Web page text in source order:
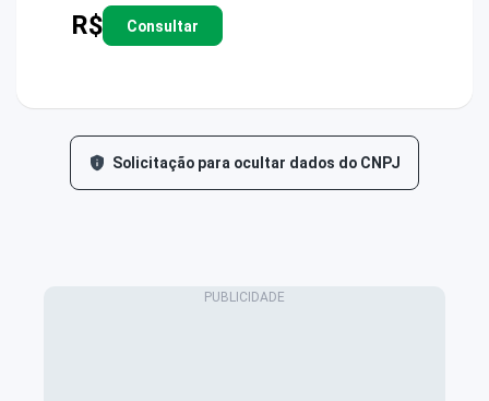
R$ Consultar
Solicitação para ocultar dados do CNPJ